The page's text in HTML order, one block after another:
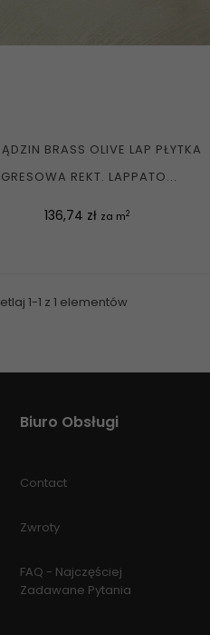
BRASS OLIVE LAP PŁYTKA
GRESOWA REKT. LAPPATO...
Cena
136,74 zł za m2
1-1 z 1 elementów
Biuro Obsługi
Contact
Zwroty
FAQ - Najczęściej
Zadawane Pytania